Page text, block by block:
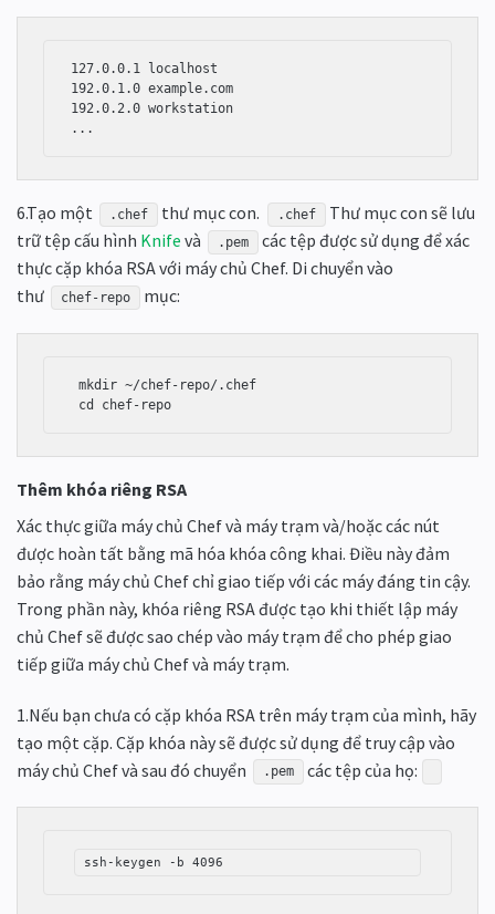
127.0.0.1 localhost
192.0.1.0 example.com
192.0.2.0 workstation
...
6.Tạo một .chef thư mục con. .chef
Thư mục con sẽ lưu
trữ tệp cấu hình Knife và .pem
các tệp được sử dụng để xác
thực cặp khóa RSA với máy chủ Chef. Di chuyển vào
thư
chef-repo mục:
mkdir ~/chef-repo/.chef
cd chef-repo
Thêm khóa riêng RSA
Xác thực giữa máy chủ Chef và máy trạm và/hoặc các nút
được hoàn tất bằng mã hóa khóa công khai. Điều này đảm
bảo rằng máy chủ Chef chỉ giao tiếp với các máy đáng tin cậy.
Trong phần này, khóa riêng RSA được tạo khi thiết lập máy
chủ Chef sẽ được sao chép vào máy trạm để cho phép giao
tiếp giữa máy chủ Chef và máy trạm.
1.Nếu bạn chưa có cặp khóa RSA trên máy trạm của mình, hãy
tạo một cặp. Cặp khóa này sẽ được sử dụng để truy cập vào
máy chủ Chef và sau đó chuyển
.pem các tệp của họ:
ssh-keygen -b 4096